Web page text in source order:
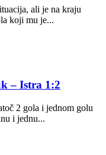
ali je na kraju
koji mu je...
– Istra 1:2
2 gola i jednom golu
i jednu...